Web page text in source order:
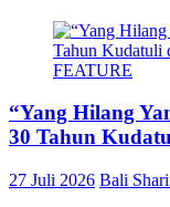
FEATURE
“Yang Hilang
30 Tahun
27 Juli 2026 Bali